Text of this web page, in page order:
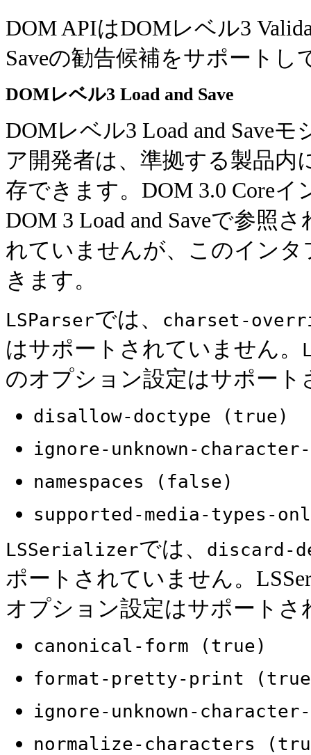
DOM APIはDOMレベル3
Saveの勧告候補をサポートし
DOMレベル3 Load and Save
DOMレベル3 Load and Save
ア開発者は、準拠する製品
存できます。DOM 3.0 Coreイ
DOM 3 Load and Saveで参照
れていませんが、このイン
きます。
LSParserでは、 charset-
はサポートされていません。
のオプション設定はサポート
disallow-doctype (true)
ignore-unknown-
namespaces (false)
supported-media-types-
LSSerializerでは、 discard-
ポートされていません。
オプション設定はサポートさ
canonical-form (true)
format-pretty-print
ignore-unknown-
normalize-characters